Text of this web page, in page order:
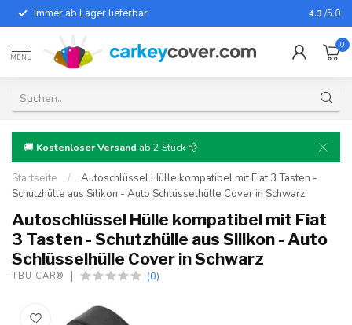
Immer ab Lager lieferbar Für fast
4.3 /5.0
MENU
0
🚚 Kostenloser Versand ab 2 Stück 💨
Startseite /
Autoschlüssel Hülle kompatibel mit Fiat 3 Tasten -
Schutzhülle aus Silikon - Auto Schlüsselhülle Cover in Schwarz
Autoschlüssel Hülle kompatibel mit Fiat
3 Tasten - Schutzhülle aus Silikon - Auto
Schlüsselhülle Cover in Schwarz
TBU CAR® (0)